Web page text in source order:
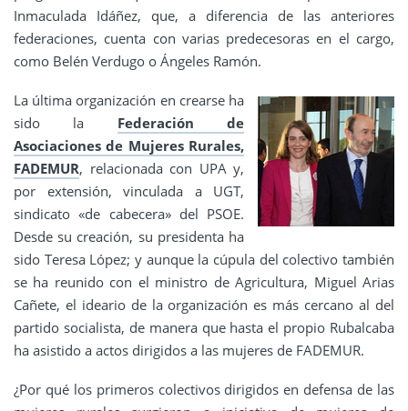
Inmaculada Idáñez, que, a diferencia de las anteriores
federaciones, cuenta con varias predecesoras en el cargo,
como Belén Verdugo o Ángeles Ramón.
La última organización en crearse ha
sido la Federación de
Asociaciones de Mujeres Rurales,
FADEMUR, relacionada con UPA y,
por extensión, vinculada a UGT,
sindicato «de cabecera» del PSOE.
Desde su creación, su presidenta ha
sido Teresa López; y aunque la cúpula del colectivo también
se ha reunido con el ministro de Agricultura, Miguel Arias
Cañete, el ideario de la organización es más cercano al del
partido socialista, de manera que hasta el propio Rubalcaba
ha asistido a actos dirigidos a las mujeres de FADEMUR.
¿Por qué los primeros colectivos dirigidos en defensa de las